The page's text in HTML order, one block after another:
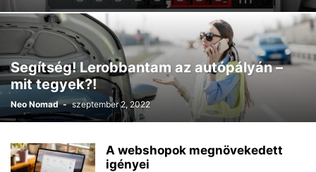
Segítség! Lerobbantam az autópályán –
mit tegyek?!
Neo Nomad - szeptember 2, 2022
A webshopok megnövekedett
igényei